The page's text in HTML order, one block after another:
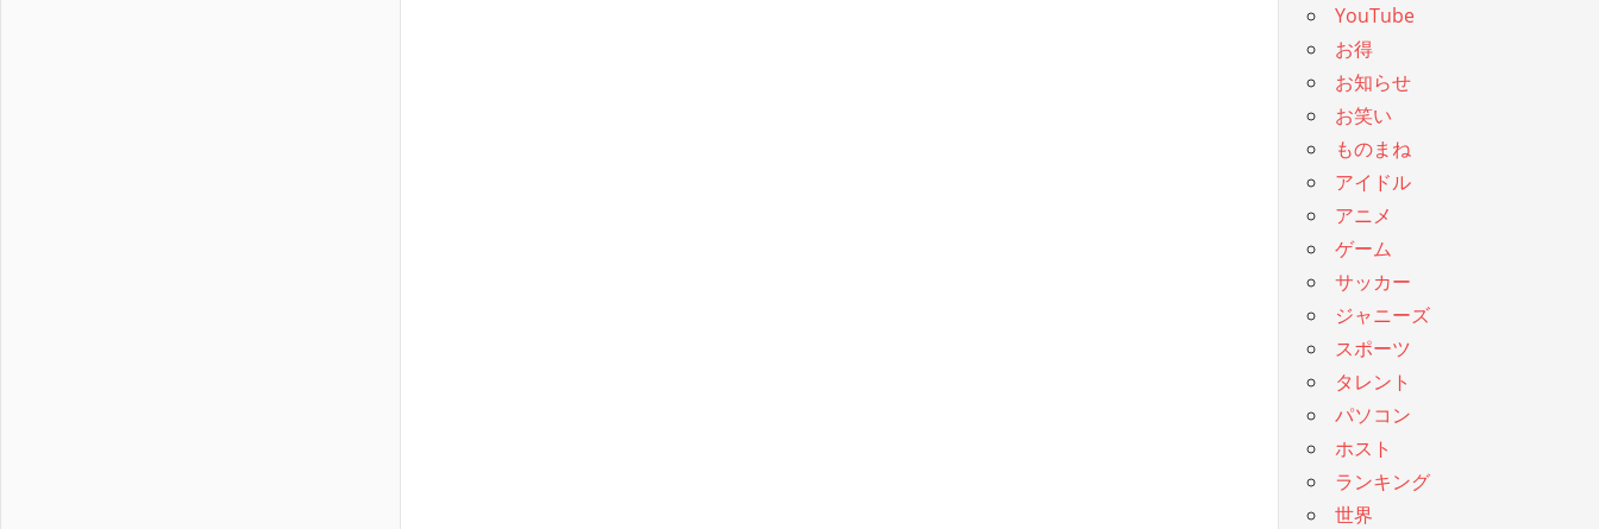
YouTube
お得
お知らせ
お笑い
ものまね
アイドル
アニメ
ゲーム
サッカー
ジャニーズ
スポーツ
タレント
パソコン
ホスト
ランキング
世界